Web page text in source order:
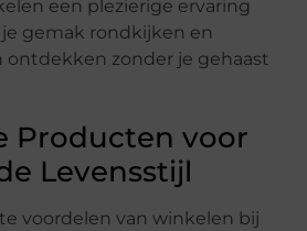
een plezierige ervaring
gemak rondkijken en
zonder je gehaast
Producten voor
Levensstijl
voordelen van winkelen bij